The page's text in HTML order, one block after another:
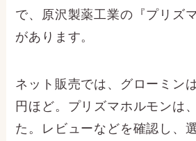
で、原沢製薬工業の『プリズ
があります。
ネット販売では、グローミン
円ほど。プリズマホルモンは
た。レビューなどを確認し、